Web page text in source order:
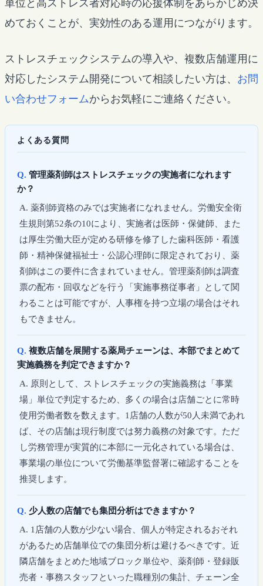
単位と高ストレス者対応時の応援体制をあらかじめ決
めておくことが、実効性のある運用につながります。
ストレスチェックシステムの導入や、複数店舗運用に
対応したシステム開発について相談したい方は、 お問
い合わせフォームからお気軽にご連絡ください。
よくある質問
管理薬剤師はストレスチェックの実施者になれます
か？
薬剤師資格のみでは実施者になれません。労働安全衛
生規則第52条の10により、実施者は医師・保健師、また
は厚生労働大臣が定める研修を修了した歯科医師・看護
師・精神保健福祉士・公認心理師に限定されており、薬
剤師はこの要件に含まれていません。管理薬剤師は調査
票の配布・回収などを行う「実施事務従事者」として関
わることは可能ですが、人事権を持つ立場の場合はそれ
もできません。
複数店舗を展開する薬局チェーンは、本部でまとめて
実施義務を判定できますか？
原則として、ストレスチェックの実施義務は「事業
場」単位で判定するため、多くの場合は店舗ごとに常時
使用労働者数を数えます。1店舗の人数が50人未満であれ
ば、その店舗は現行制度では努力義務の対象です。ただ
し労務管理が実質的に本部に一元化されている場合は、
事業場の単位について労働基準監督署に確認することを
推奨します。
少人数の店舗でも集団分析はできますか？
1店舗の人数が少ない場合、個人が特定されるおそれ
があるため店舗単位での集団分析は避けるべきです。近
隣店舗をまとめた地域ブロック単位や、薬剤師・登録販
売者・事務スタッフといった職種別の集計、チェーン全